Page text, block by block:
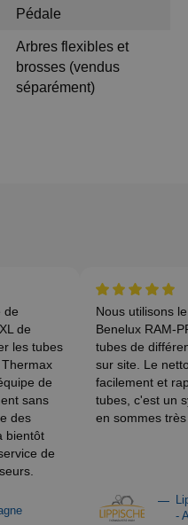
Pédale
Arbres flexibles et
brosses (vendus
séparément)
de
de
les tubes
de
sans
des
bientôt
de
Nous utilisons
Benelux RAM-
tubes de
sur site. Le
facilement et
tubes, c'est un
en sommes
-